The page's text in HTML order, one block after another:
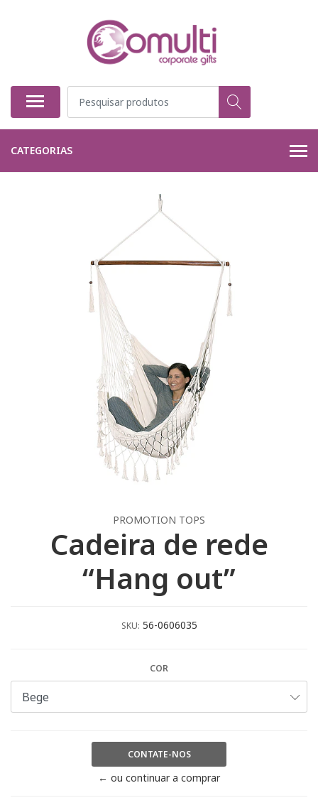
CATEGORIAS
PROMOTION TOPS
Cadeira de rede
“Hang out”
SKU: 56-0606035
COR
CONTATE-NOS
← ou continuar a comprar